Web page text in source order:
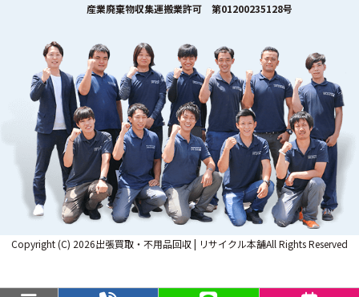
産業廃棄物収集運搬業許可 第01200235128号
Copyright (C) 2026出張買取・不用品回収 | リサイクル本舗All Rights Reserved